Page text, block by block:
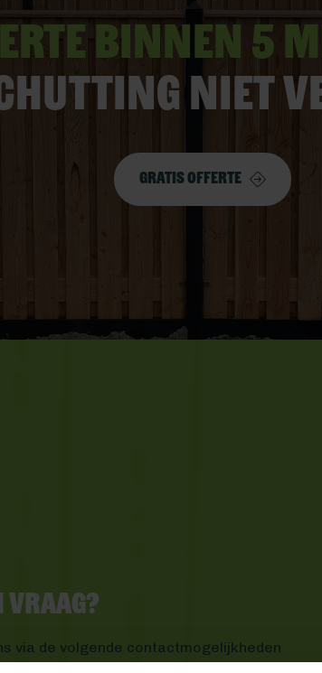
binnen 5
niet
Gratis offerte
vraag?
via de volgende contactmogelijkheden